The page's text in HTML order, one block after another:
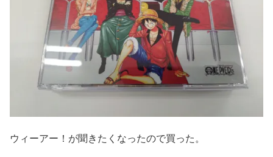
ウィーアー！が聞きたくなったので買った。